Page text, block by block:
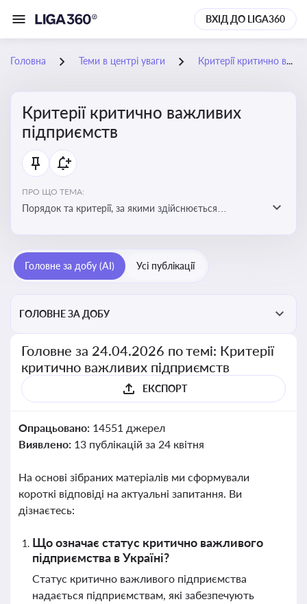
ВХІД ДО LIGA360
Головна Теми в центрі уваги Критерії критично важливих підприємств
Критерії критично важливих
підприємств
ПРО ЩО ТЕМА:
Порядок та критерії, за якими здійснюється
Головне за добу (AI) Усі публікації
ГОЛОВНЕ ЗА ДОБУ
Головне за 24.04.2026 по темі: Критерії
критично важливих підприємств
ЕКСПОРТ
Опрацьовано: 14551 джерел
Виявлено: 13 публікацій за 24 квітня
На основі зібраних матеріалів ми сформували
короткі відповіді на актуальні запитання. Ви
дізнаєтесь:
Що означає статус критично важливого
підприємства в Україні?
Статус критично важливого підприємства
надається підприємствам, які забезпечують